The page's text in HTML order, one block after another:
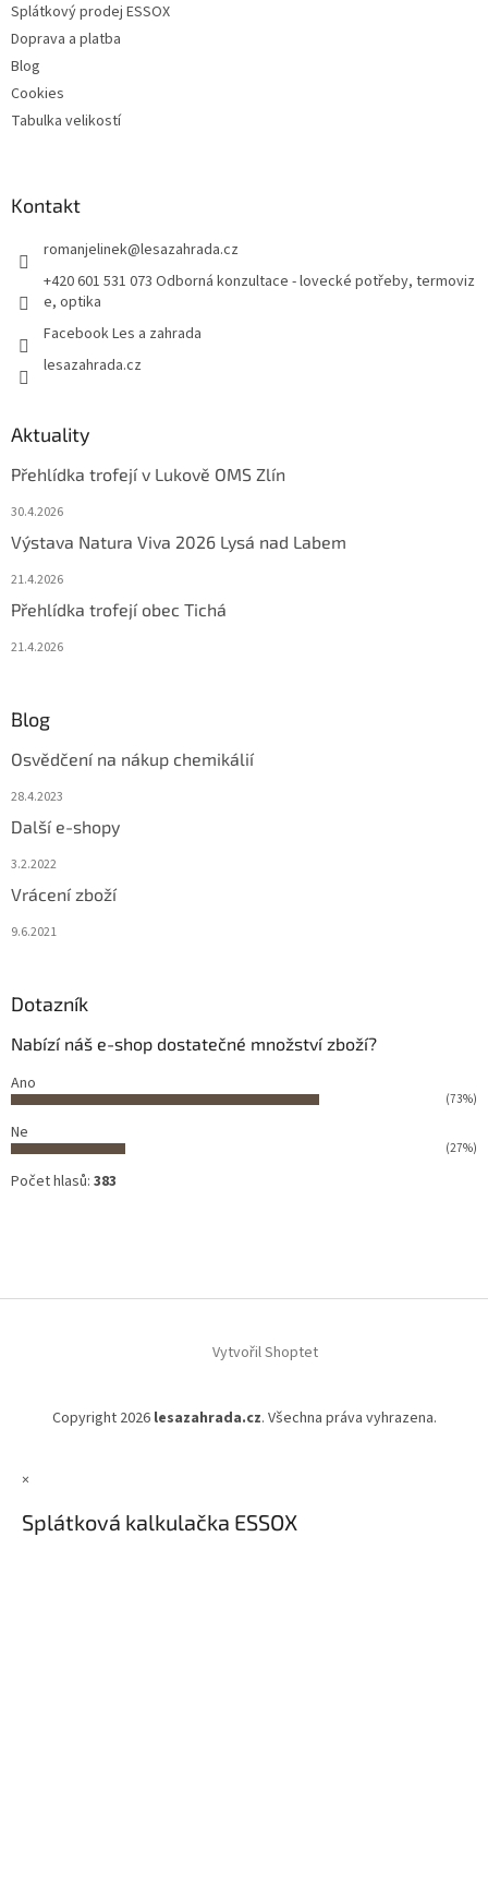
Splátkový prodej ESSOX
Doprava a platba
Blog
Cookies
Tabulka velikostí
Kontakt
romanjelinek@lesazahrada.cz
+420 601 531 073 Odborná konzultace - lovecké potřeby, termoviz
e, optika
Facebook Les a zahrada
lesazahrada.cz
Aktuality
Přehlídka trofejí v Lukově OMS Zlín
30.4.2026
Výstava Natura Viva 2026 Lysá nad Labem
21.4.2026
Přehlídka trofejí obec Tichá
21.4.2026
Blog
Osvědčení na nákup chemikálií
28.4.2023
Další e-shopy
3.2.2022
Vrácení zboží
9.6.2021
Dotazník
Nabízí náš e-shop dostatečné množství zboží?
Ano
(73%)
Ne
(27%)
Počet hlasů: 383
Vytvořil Shoptet
Copyright 2026 lesazahrada.cz. Všechna práva vyhrazena.
×
Splátková kalkulačka ESSOX